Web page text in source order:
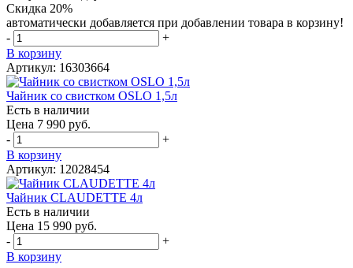
Скидка 20%
автоматически добавляется при добавлении товара в корзину!
-
+
В корзину
Артикул: 16303664
Чайник со свистком OSLO 1,5л
Есть в наличии
Цена 7 990 руб.
-
+
В корзину
Артикул: 12028454
Чайник CLAUDETTE 4л
Есть в наличии
Цена 15 990 руб.
-
+
В корзину